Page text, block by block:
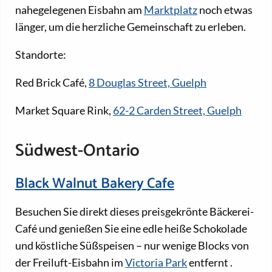
nahegelegenen Eisbahn am Marktplatznoch etwas
länger, um die herzliche Gemeinschaft zu erleben.
Standorte:
Red Brick Café,8 Douglas Street, Guelph
Market Square Rink, 62-2 Carden Street, Guelph
Südwest-Ontario
Black Walnut Bakery Cafe
Besuchen Sie direkt dieses preisgekrönte Bäckerei-
Café und genießen Sie eine edle heiße Schokolade
und köstliche Süßspeisen – nur wenige Blocks von
der Freiluft-Eisbahn imVictoria Parkentfernt .